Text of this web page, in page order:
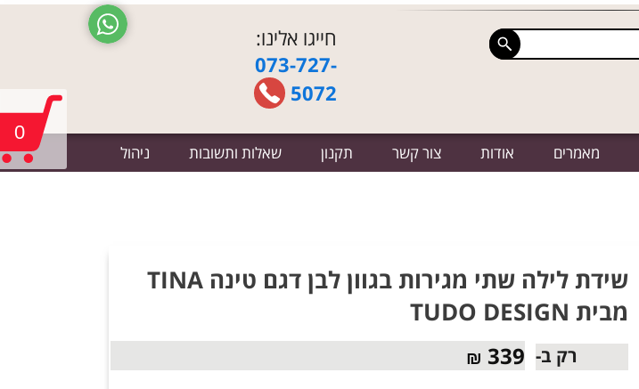
חייגו אלינו:
073-727-
5072
מאמרים אודות צור קשר תקנון שאלות ותשובות ניהול
שידת לילה שתי מגירות בגוון לבן דגם טינה TINA
מבית TUDO DESIGN
רק ב- 339
₪
0